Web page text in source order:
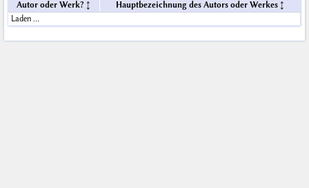
Autor oder Werk?
Hauptbezeichnung des Autors oder Werkes
Laden …